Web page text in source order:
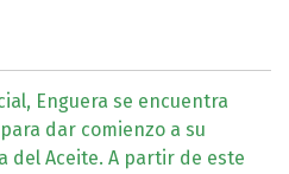
Enguera se encuentra
dar comienzo a su
del Aceite. A partir de este